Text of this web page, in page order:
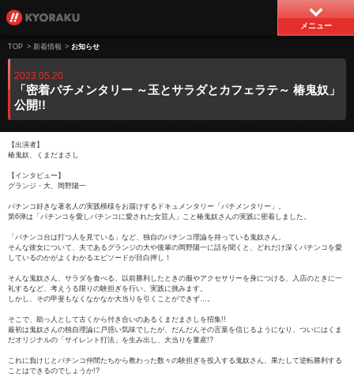
メニュー
TOP > 新着情報 > お知らせ
2023.05.20
「密着パチメンタリー ～玉とサラダとカフェラテ～ 椿鬼奴」
公開!!
【出演者】
椿鬼奴、くまだまさし
【インタビュー】
グランジ・大、岡野陽一
パチンコ好きな著名人の実践模様をお届けするドキュメンタリー「パチメンタリー」。
第6弾は「パチンコを愛しパチンコに愛された女芸人」こと椿鬼奴さんの実践に密着しました。
「パチンコ台は打つ人を見ている」など、独自のパチンコ理論を持っている鬼奴さん。
そんな彼女について、夫であるグランジの大や後輩の岡野陽一に話を聞くと、どれだけ深くパチンコを愛
しているのかがよくわかるエピソードが目白押し！
そんな鬼奴さん、サラダを食べる、以前勝利したときの服やアクセサリーを身につける、入店のときに一
礼するなど、考えうる限りの験担ぎを行い、実践に挑みます。
しかし、その甲斐もなくなかなか大当りを引くことができず…。
そこで、助っ人として古くから付き合いのあるくまだまさしを招集!!
最初は鬼奴さんの独自理論に戸惑い気味でしたが、だんだんその言葉を信じるようになり、ついにはくま
だオリジナルの「サイレント打法」を生み出し、大当りを量産!?
これに負けじとパチンコ仲間たちから教わった数々の験担ぎを投入する鬼奴さん、果たして逆転勝利する
ことはできるのでしょうか!?